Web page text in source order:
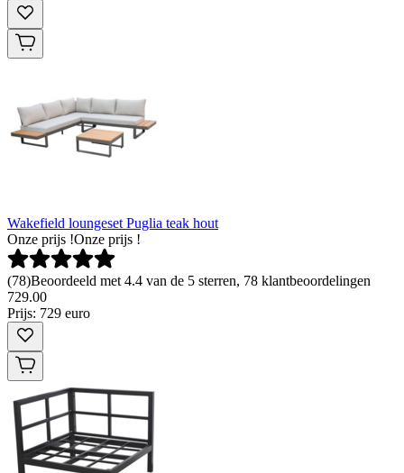
Wakefield loungeset Puglia teak hout
Onze prijs !Onze prijs !
(78)Beoordeeld met 4.4 van de 5 sterren, 78 klantbeoordelingen
729.00
Prijs: 729 euro